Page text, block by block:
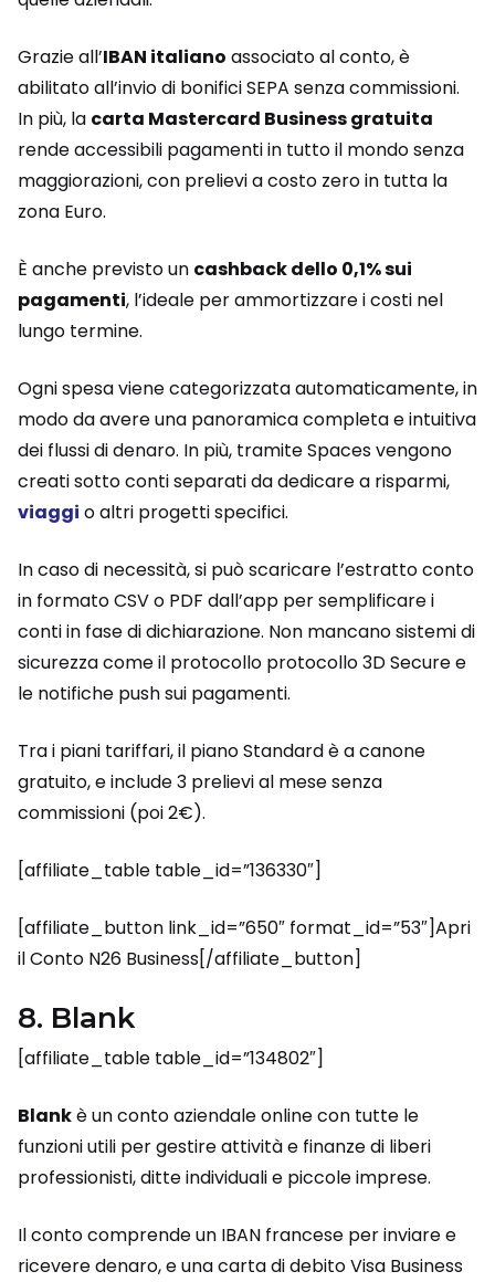
Grazie all’IBAN italiano associato al conto, è
abilitato all’invio di bonifici SEPA senza commissioni.
In più, la carta Mastercard Business gratuita
rende accessibili pagamenti in tutto il mondo senza
maggiorazioni, con prelievi a costo zero in tutta la
zona Euro.
È anche previsto un cashback dello 0,1% sui
pagamenti, l’ideale per ammortizzare i costi nel
lungo termine.
Ogni spesa viene categorizzata automaticamente, in
modo da avere una panoramica completa e intuitiva
dei flussi di denaro. In più, tramite Spaces vengono
creati sotto conti separati da dedicare a risparmi,
viaggi o altri progetti specifici.
In caso di necessità, si può scaricare l’estratto conto
in formato CSV o PDF dall’app per semplificare i
conti in fase di dichiarazione. Non mancano sistemi di
sicurezza come il protocollo protocollo 3D Secure e
le notifiche push sui pagamenti.
Tra i piani tariffari, il piano Standard è a canone
gratuito, e include 3 prelievi al mese senza
commissioni (poi 2€).
[affiliate_table table_id=”136330″]
[affiliate_button link_id=”650″ format_id=”53″]Apri
il Conto N26 Business[/affiliate_button]
8. Blank
[affiliate_table table_id=”134802″]
Blankè un conto aziendale online con tutte le
funzioni utili per gestire attività e finanze di liberi
professionisti, ditte individuali e piccole imprese.
Il conto comprende un IBAN francese per inviare e
ricevere denaro, e una carta di debito Visa Business